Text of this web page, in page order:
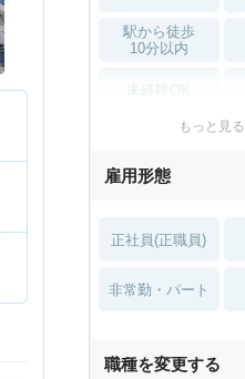
駅から徒歩
10分以内
住宅手当・補助
土日祝休
積極採用中
もっと見る
雇用形態
正社員(正職員)
非常勤・パート
職種を変更する